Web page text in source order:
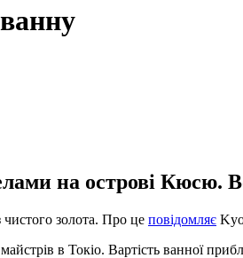
на острові Кюсю.
чистого золота. Про це повідомляє
в Токіо. Вартість ванної